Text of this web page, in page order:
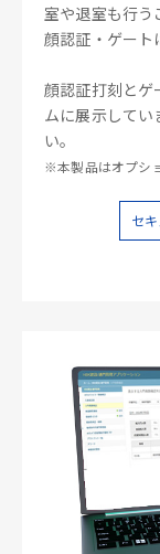
室や退室も行う
顔認証・ゲート
顔認証打刻とゲ
ムに展示して
い。
※本製品はオプシ
セ